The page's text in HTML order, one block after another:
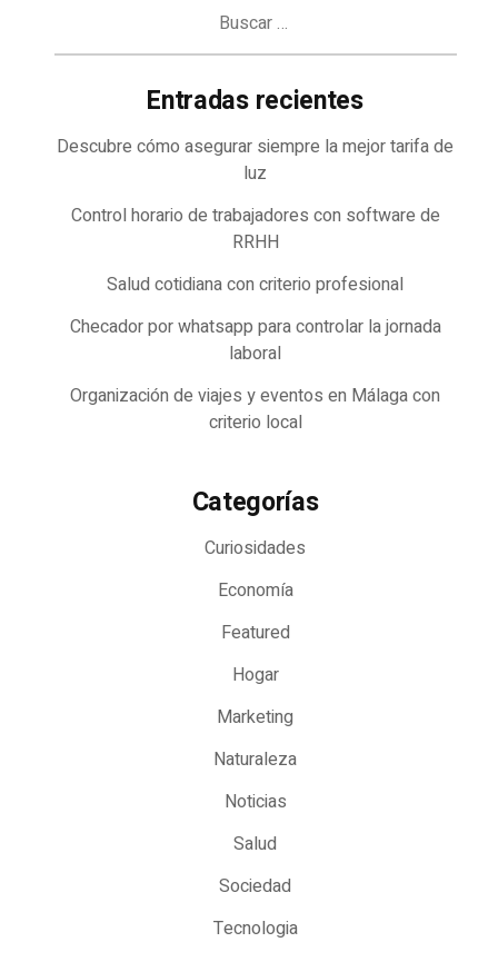
Entradas recientes
Descubre cómo asegurar siempre la mejor tarifa de
luz
Control horario de trabajadores con software de
RRHH
Salud cotidiana con criterio profesional
Checador por whatsapp para controlar la jornada
laboral
Organización de viajes y eventos en Málaga con
criterio local
Categorías
Curiosidades
Economía
Featured
Hogar
Marketing
Naturaleza
Noticias
Salud
Sociedad
Tecnologia